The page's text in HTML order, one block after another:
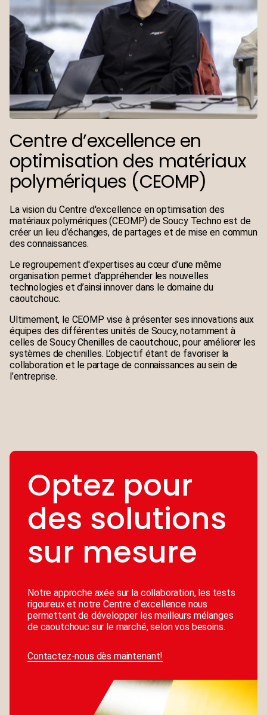
Centre d’excellence en
optimisation des matériaux
polymériques (CEOMP)
La vision du Centre d'excellence en optimisation des
matériaux polymériques (CEOMP) de Soucy Techno est de
créer un lieu d’échanges, de partages et de mise en commun
des connaissances.
Le regroupement d'expertises au cœur d’une même
organisation permet d’appréhender les nouvelles
technologies et d’ainsi innover dans le domaine du
caoutchouc.
Ultimement, le CEOMP vise à présenter ses innovations aux
équipes des différentes unités de Soucy, notamment à
celles de Soucy Chenilles de caoutchouc, pour améliorer les
systèmes de chenilles. L’objectif étant de favoriser la
collaboration et le partage de connaissances au sein de
l’entreprise.
Optez pour
des solutions
sur mesure
Notre approche axée sur la collaboration, les tests
rigoureux et notre Centre d’excellence nous
permettent de développer les meilleurs mélanges
de caoutchouc sur le marché, selon vos besoins.
Contactez-nous dès maintenant!